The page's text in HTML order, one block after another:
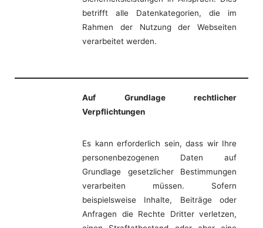
betrifft alle Datenkategorien, die im
Rahmen der Nutzung der Webseiten
verarbeitet werden.
Auf Grundlage rechtlicher
Verpflichtungen
Es kann erforderlich sein, dass wir Ihre
personenbezogenen Daten auf
Grundlage gesetzlicher Bestimmungen
verarbeiten müssen. Sofern
beispielsweise Inhalte, Beiträge oder
Anfragen die Rechte Dritter verletzen,